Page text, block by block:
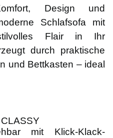
Design und
Schlafsofa mit
Flair in Ihr
durch praktische
und Bettkasten – ideal
mit Klick-Klack-